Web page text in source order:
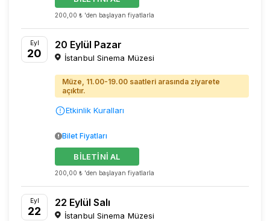
200,00 ₺ 'den başlayan fiyatlarla
Eyl
20
20 Eylül Pazar
İstanbul Sinema Müzesi
Müze, 11.00-19.00 saatleri arasında ziyarete
açıktır.
Etkinlik Kuralları
200,00 ₺ 'den başlayan fiyatlarla
BİLETİNİ AL
Bilet Fiyatları
Eyl
22
22 Eylül Salı
İstanbul Sinema Müzesi